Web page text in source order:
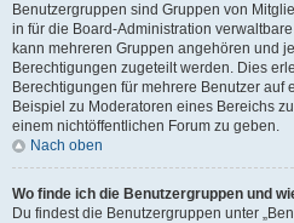
Benutzergruppen sind Gruppen von
in für die Board-Administration
kann mehreren Gruppen angehören und
Berechtigungen zugeteilt werden. Dies
Berechtigungen für mehrere Benutzer auf
Beispiel zu Moderatoren eines Bereichs
einem nichtöffentlichen Forum zu geben.
Nach oben
Wo finde ich die Benutzergruppen und
Du findest die Benutzergruppen unter